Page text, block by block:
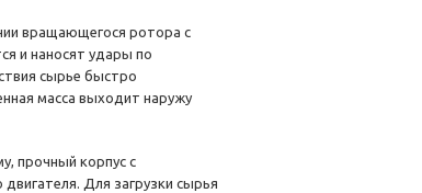
вращающегося ротора с
и наносят удары по
сырье быстро
масса выходит наружу
прочный корпус с
Для загрузки сырья